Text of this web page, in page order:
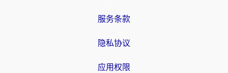
服务条款
隐私协议
应用权限